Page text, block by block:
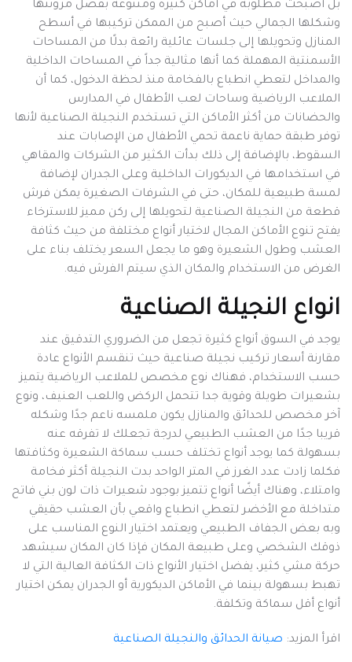
بل أصبحت مطلوبة في أماكن كثيرة ومتنوعة بفضل مرونتها
وشكلها الجمالي حيث أصبح من الممكن تركيبها في أسطح
المنازل وتحويلها إلى جلسات عائلية رائعة بدلًا من المساحات
الأسمنتية المهملة كما أنها مثالية جداً في المساحات الداخلية
والمداخل لتعطي انطباع بالفخامة منذ لحظة الدخول، كما أن
الملاعب الرياضية وساحات لعب الأطفال في المدارس
والحضانات من أكثر الأماكن التي تستخدم النجيلة الصناعية لأنها
توفر طبقة حماية ناعمة تحمي الأطفال من الإصابات عند
السقوط، بالإضافة إلى ذلك بدأت الكثير من الشركات والمقاهي
في استخدامها في الديكورات الداخلية وعلى الجدران لإضافة
لمسة طبيعية للمكان، حتى في الشرفات الصغيرة يمكن فرش
قطعة من النجيلة الصناعية لتحويلها إلى ركن مميز للاسترخاء
يفتح تنوع الأماكن المجال لاختيار أنواع مختلفة من حيث كثافة
العشب وطول الشعيرة وهو ما يجعل السعر يختلف بناء على
الغرض من الاستخدام والمكان الذي سيتم الفرش فيه.
انواع النجيلة الصناعية
يوجد في السوق أنواع كثيرة تجعل من الضروري التدقيق عند
مقارنة أسعار تركيب نجيلة صناعية حيث تنقسم الأنواع عادة
حسب الاستخدام، فهناك نوع مخصص للملاعب الرياضية يتميز
بشعيرات طويلة وقوية جدا تتحمل الركض واللعب العنيف، ونوع
آخر مخصص للحدائق والمنازل يكون ملمسه ناعم جدًا وشكله
قريبا جدًا من العشب الطبيعي لدرجة تجعلك لا تفرقه عنه
بسهولة كما يوجد أنواع تختلف حسب سماكة الشعيرة وكثافتها
فكلما زادت عدد الغرز في المتر الواحد بدت النجيلة أكثر فخامة
وامتلاء، وهناك أيضًا أنواع تتميز بوجود شعيرات ذات لون بني فاتح
متداخلة مع الأخضر لتعطي انطباع واقعي بأن العشب حقيقي
وبه بعض الجفاف الطبيعي ويعتمد اختيار النوع المناسب على
ذوقك الشخصي وعلى طبيعة المكان فإذا كان المكان سيشهد
حركة مشي كثير، يفضل اختيار الأنواع ذات الكثافة العالية التي لا
تهبط بسهولة بينما في الأماكن الديكورية أو الجدران يمكن اختيار
أنواع أقل سماكة وتكلفة.
اقرأ المزيد: صيانة الحدائق والنجيلة الصناعية